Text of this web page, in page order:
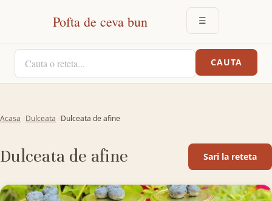
Pofta de ceva bun ☰DESCHIDE
CAUTA O RETETA
CAUTA
Acasa Dulceata Dulceata de afine
Dulceata de afine Sari la reteta